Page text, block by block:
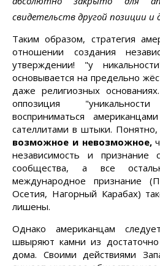
свидетельств другой позиции и
Таким образом, стратегия
отношении создания
утверждении! "у
основывается на предельно
даже религиозных
оппозиция
восприниматься
сателлитами в штыки.
возможное и невозможное,
независимость и признание
сообщества, а все
международное признание
Осетия, Нагорный Карабах)
лишены.
Однако американцам
швыряют камни из достаточно
дома. Своими действиями